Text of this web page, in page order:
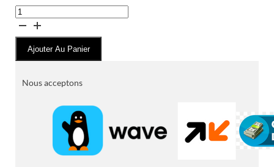
quantité
de
Polo
Ajouter Au Panier
Nous acceptons